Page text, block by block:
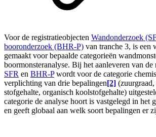
Voor de registratieobjecten Wandonderzoek
booronderzoek (BHR-P) van tranche 3, is een
gemaakt voor bepaalde categorieën
boormonsteranalyse. Bij het aanleveren van de
SFR en BHR-Pwordt voor de categorie
verplichting van drie bepalingen[2]
stofgehalte, organisch koolstofgehalte)
categorie de analyse hoort is vastgelegd in het
en geeft globaal aan welk soort bepalingen er